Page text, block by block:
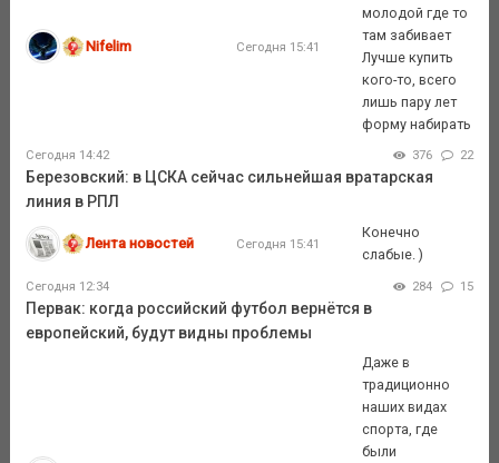
Nifelim Сегодня 15:41
молодой где то
там забивает
Лучше купить
кого-то, всего
лишь пару лет
форму набирать
Сегодня 14:42 376 22
Березовский: в ЦСКА сейчас сильнейшая вратарская
линия в РПЛ
Лента новостей Сегодня 15:41
Конечно
слабые. )
Сегодня 12:34 284 15
Первак: когда российский футбол вернётся в
европейский, будут видны проблемы
Даже в
традиционно
наших видах
спорта, где
были